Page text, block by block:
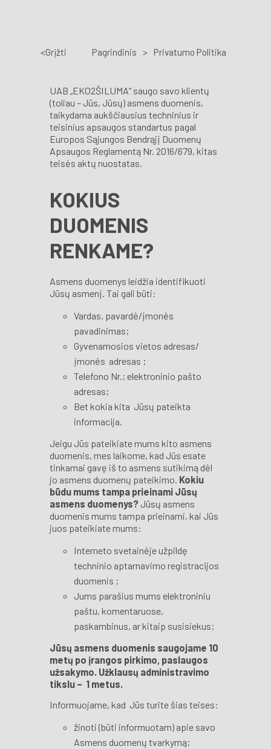
<Grįžti Pagrindinis > Privatumo Politika
UAB „EKO2ŠILUMA“ saugo savo klientų
(toliau – Jūs, Jūsų) asmens duomenis,
taikydama aukščiausius techninius ir
teisinius apsaugos standartus pagal
Europos Sąjungos Bendrąjį Duomenų
Apsaugos Reglamentą Nr. 2016/679, kitas
teisės aktų nuostatas.
KOKIUS
DUOMENIS
RENKAME?
Asmens duomenys leidžia identifikuoti
Jūsų asmenį. Tai gali būti:
Vardas, pavardė/įmonės
pavadinimas;
Gyvenamosios vietos adresas/
įmonės adresas ;
Telefono Nr.; elektroninio pašto
adresas;
Bet kokia kita Jūsų pateikta
informacija.
Jeigu Jūs pateikiate mums kito asmens
duomenis, mes laikome, kad Jūs esate
tinkamai gavę iš to asmens sutikimą dėl
jo asmens duomenų pateikimo. Kokiu
būdu mums tampa prieinami Jūsų
asmens duomenys? Jūsų asmens
duomenis mums tampa prieinami, kai Jūs
juos pateikiate mums:
Interneto svetainėje užpildę
techninio aptarnavimo registracijos
duomenis ;
Jums parašius mums elektroniniu
paštu, komentaruose,
paskambinus, ar kitaip susisiekus;
Jūsų asmens duomenis saugojame 10
metų po įrangos pirkimo, paslaugos
užsakymo. Užklausų administravimo
tikslu – 1 metus.
Informuojame, kad Jūs turite šias teises:
žinoti (būti informuotam) apie savo
Asmens duomenų tvarkymą;